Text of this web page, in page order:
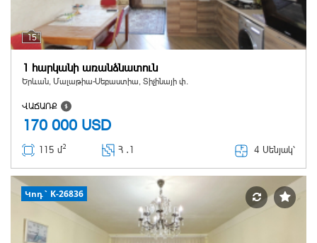
15
1 հարկանի առանձնատուն
Երևան, Մալաթիա-Սեբաստիա, Տիչինայի փ.
ՎԱՃԱՌՔ
170 000 USD
115 մ2 Հ ․ 1 4 Սենյակ՝
Կոդ` K-26836